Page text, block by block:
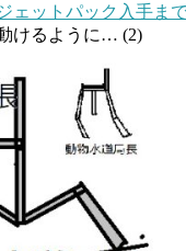
ットパック入手ま
けるように… (2)